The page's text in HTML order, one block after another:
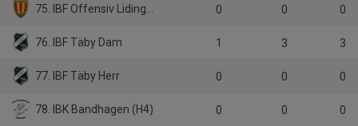
75. IBF Offensiv Lidingö P15 0 0 0
76. IBF Täby Dam 1 3 3
77. IBF Täby Herr 0 0 0
78. IBK Bandhagen (H4) 0 0 0